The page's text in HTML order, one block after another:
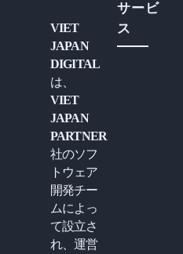
VIET
JAPAN
DIGITAL
は、
VIET
JAPAN
PARTNER
社のソフ
トウェア
開発チー
ムによっ
て設立さ
れ、運営
サービ
ス